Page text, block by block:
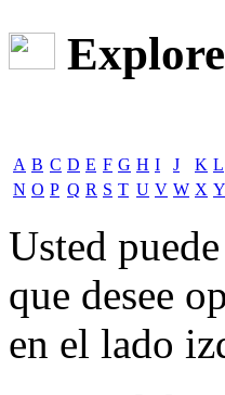
A B C D E F G H I J K L
N O P Q R S T U V W X Y
Usted
que desee
en el lado